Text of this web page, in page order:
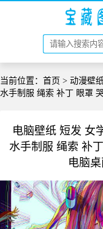
当前位置： 首页 > 动漫壁
水手制服 绳索 补丁 眼罩
电脑壁纸 短发 女
水手制服 绳索 补
电脑